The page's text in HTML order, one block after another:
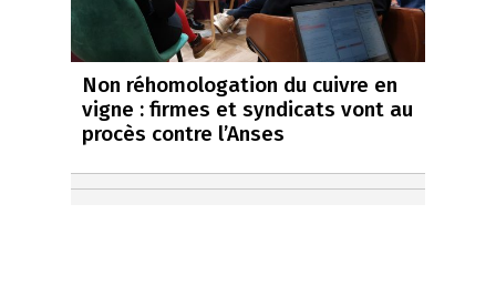
Non réhomologation du cuivre en
vigne : firmes et syndicats vont au
procès contre l’Anses